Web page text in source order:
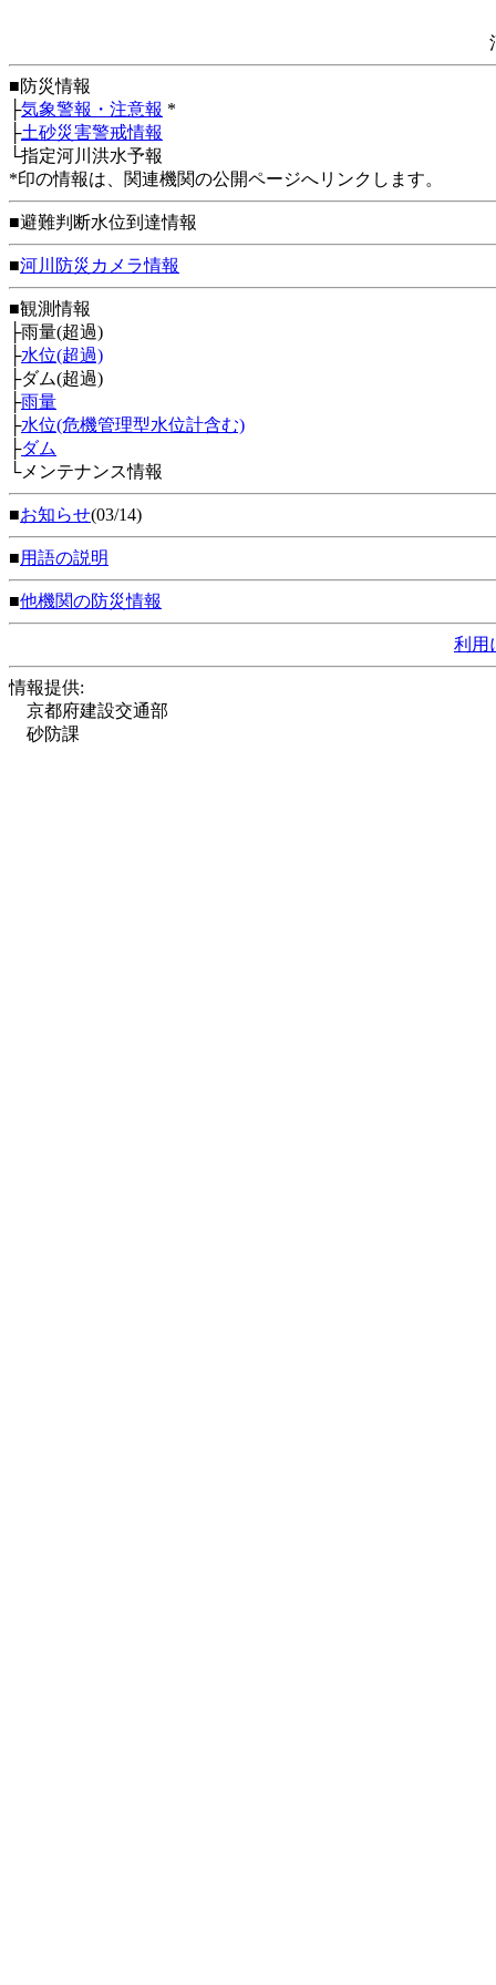
■防災情報
├気象警報・注意報 *
├土砂災害警戒情報
└指定河川洪水予報
*印の情報は、関連機関の公開ページへリンクします。
■避難判断水位到達情報
■河川防災カメラ情報
■観測情報
├雨量(超過)
├水位(超過)
├ダム(超過)
├雨量
├水位(危機管理型水位計含む)
├ダム
└メンテナンス情報
■お知らせ(03/14)
■用語の説明
■他機関の防災情報
利用
情報提供:
京都府建設交通部
砂防課